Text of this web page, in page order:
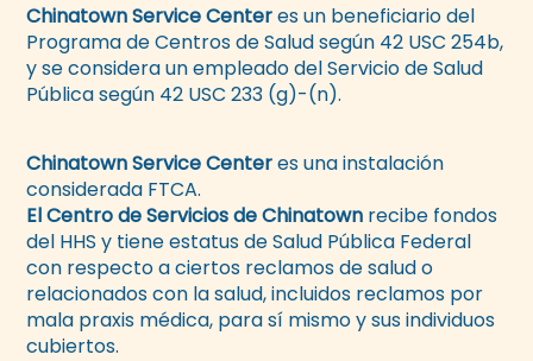
Chinatown Service Centeres un beneficiario del
Programa de Centros de Salud según 42 USC 254b,
y se considera un empleado del Servicio de Salud
Pública según 42 USC 233 (g)-(n).
Chinatown Service Centeres una instalación
considerada FTCA.
El Centro de Servicios de Chinatown recibe fondos
del HHS y tiene estatus de Salud Pública Federal
con respecto a ciertos reclamos de salud o
relacionados con la salud, incluidos reclamos por
mala praxis médica, para sí mismo y sus individuos
cubiertos.